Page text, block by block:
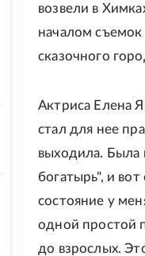
возвели в
началом съемок
сказочного
Актриса Елена
стал для нее
выходила. Была
богатырь", и
состояние у
одной простой
до взрослых.